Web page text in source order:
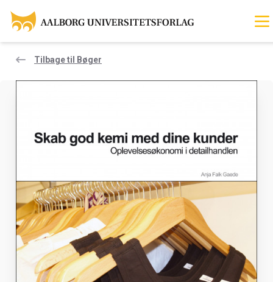
Tilbage til Bøger